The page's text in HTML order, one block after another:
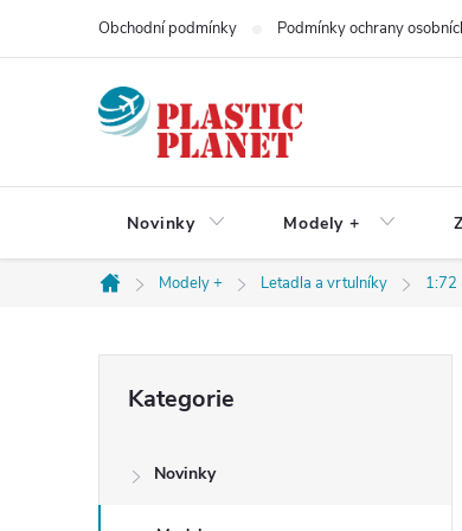
Obchodní podmínky Podmínky ochrany
Novinky Modely +
Domů
Modely + Letadla a vrtulníky 1:72
s
kategorie
Kategorie
Novinky